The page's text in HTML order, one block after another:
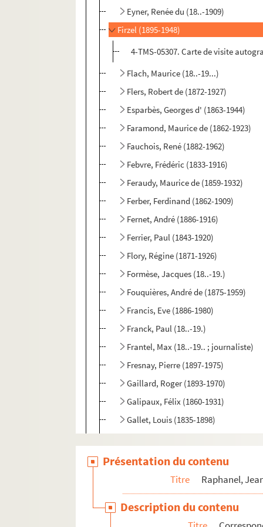
Eyner, Renée du (18..-1909)
Firzel (1895-1948)
4-TMS-05307. Carte de visite
Flach, Maurice (18..-19...)
Flers, Robert de (1872-1927)
Esparbès, Georges d' (1863-1944)
Faramond, Maurice de (1862-1923)
Fauchois, René (1882-1962)
Febvre, Frédéric (1833-1916)
Feraudy, Maurice de (1859-1932)
Ferber, Ferdinand (1862-1909)
Fernet, André (1886-1916)
Ferrier, Paul (1843-1920)
Flory, Régine (1871-1926)
Formèse, Jacques (18..-19.)
Fouquières, André de (1875-1959)
Francis, Eve (1886-1980)
Franck, Paul (18..-19.)
Frantel, Max (18..-19.. ; journaliste)
Fresnay, Pierre (1897-1975)
Gaillard, Roger (1893-1970)
Galipaux, Félix (1860-1931)
Gallet, Louis (1835-1898)
Ganne, Marie-Thérèse dite Thérèse
Garry, Claude (1877-1918)
Gastal, S. (18..-19.)
Gault, Jules (18..-19.)
Présentation du contenu
Titre Raphanel,
Description du contenu